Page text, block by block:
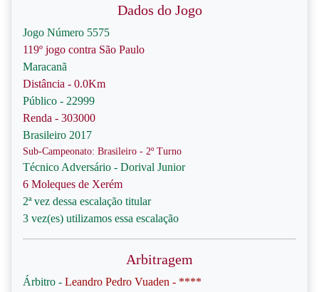
Dados do Jogo
Jogo Número 5575
119º jogo contra São Paulo
Maracanã
Distância - 0.0Km
Público - 22999
Renda - 303000
Brasileiro 2017
Sub-Campeonato: Brasileiro - 2º Turno
Técnico Adversário - Dorival Junior
6 Moleques de Xerém
2ª vez dessa escalação titular
3 vez(es) utilizamos essa escalação
Arbitragem
Árbitro - Leandro Pedro Vuaden - ****